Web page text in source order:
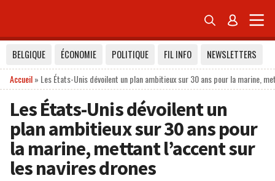
 
BELGIQUE ÉCONOMIE POLITIQUE FIL INFO
NEWSLETTERS
Accueil» Les États-Unis dévoilent un plan ambitieux sur 30 ans pour la marine,
Les États-Unis dévoilent un
plan ambitieux sur 30 ans pour
la marine, mettant l’accent sur
les navires drones